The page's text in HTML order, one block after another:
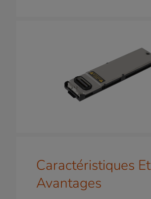
Caractéristiques Et
Avantages